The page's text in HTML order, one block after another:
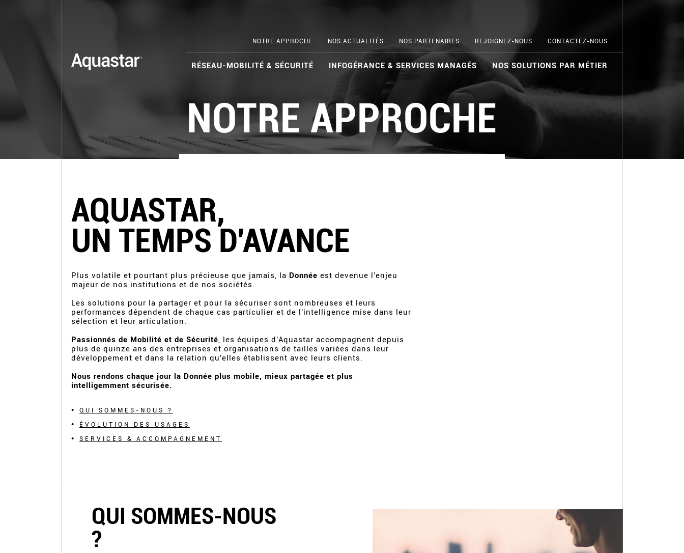
NOTRE APPROCHE NOS ACTUALITÉS NOS PARTENAIRES REJOIGNEZ-NOUS CONTACTEZ-NOUS
RÉSEAU-MOBILITÉ & SÉCURITÉ INFOGÉRANCE & SERVICES MANAGÉS NOS SOLUTIONS PAR MÉTIER
NOTRE APPROCHE
AQUASTAR,
UN TEMPS D'AVANCE
Plus volatile et pourtant plus précieuse que jamais, la Donnée est devenue l’enjeu
majeur de nos institutions et de nos sociétés.
Les solutions pour la partager et pour la sécuriser sont nombreuses et leurs
performances dépendent de chaque cas particulier et de l’intelligence mise dans leur
sélection et leur articulation.
Passionnés de Mobilité et de Sécurité , les équipes d’Aquastar accompagnent depuis
plus de quinze ans des entreprises et organisations de tailles variées dans leur
développement et dans la relation qu’elles établissent avec leurs clients.
Nous rendons chaque jour la Donnée plus mobile, mieux partagée et plus
intelligemment sécurisée.
QUI SOMMES-NOUS ?
ÉVOLUTION DES USAGES
SERVICES & ACCOMPAGNEMENT
QUI SOMMES-NOUS
?